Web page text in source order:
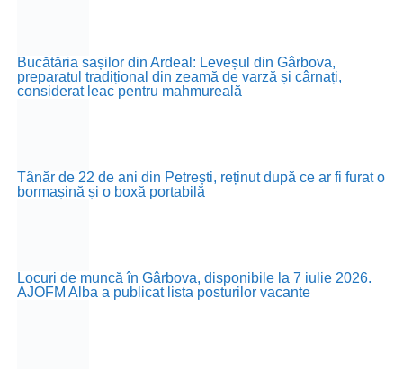
Bucătăria sașilor din Ardeal: Leveșul din Gârbova,
preparatul tradițional din zeamă de varză și cârnați,
considerat leac pentru mahmureală
Tânăr de 22 de ani din Petrești, reținut după ce ar fi furat o
bormașină și o boxă portabilă
Locuri de muncă în Gârbova, disponibile la 7 iulie 2026.
AJOFM Alba a publicat lista posturilor vacante